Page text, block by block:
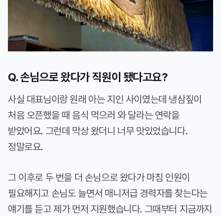
Q. 손님으로 왔다가 직원이 됐다고요?
사실 대표님이랑 원래 아는 지인 사이였는데 냉삼짚이
처음 오픈했을 때 음식 먹으러 와 달라는 연락을
받았어요. 그런데 막상 왔더니 너무 맛있었습니다.
정말로요.
그 이후로 두 번을 더 손님으로 왔다가 마침 인원이
필요해지고 손님도 늘면서 매니저급 경력자를 찾는다는
얘기를 듣고 제가 먼저 지원했습니다. 그때부터 지금까지